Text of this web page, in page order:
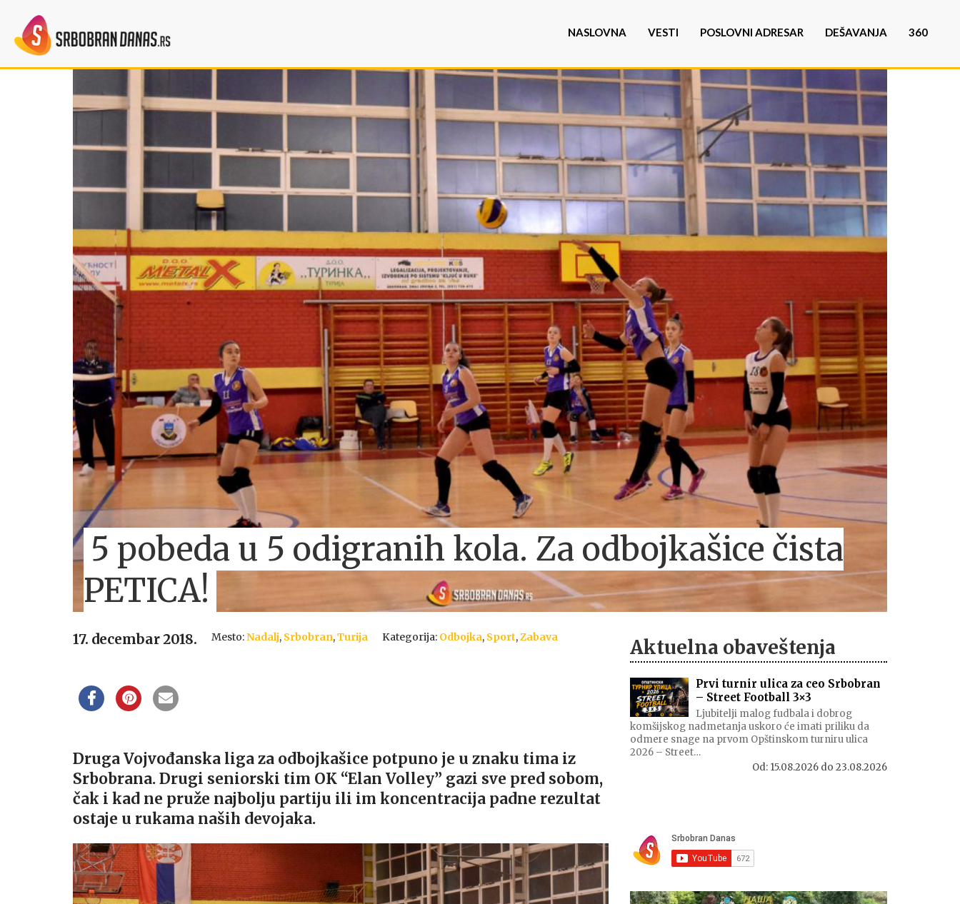
NASLOVNA VESTI POSLOVNI ADRESAR DEŠAVANJA 360
5 pobeda u 5 odigranih kola. Za odbojkašice čista
PETICA!
17. decembar 2018. Mesto:Nadalj, Srbobran,Turija Kategorija: Odbojka, Sport,Zabava
Druga Vojvođanska liga za odbojkašice potpuno je u znaku tima iz
Srbobrana. Drugi seniorski tim OK “Elan Volley” gazi sve pred sobom,
čak i kad ne pruže najbolju partiju ili im koncentracija padne rezultat
ostaje u rukama naših devojaka.
Aktuelna obaveštenja
Prvi turnir ulica za ceo Srbobran
– Street Football 3×3
Ljubitelji malog fudbala i dobrog
komšijskog nadmetanja uskoro će imati priliku da
odmere snage na prvom Opštinskom turniru ulica
2026 – Street…
Od: 15.08.2026 do 23.08.2026